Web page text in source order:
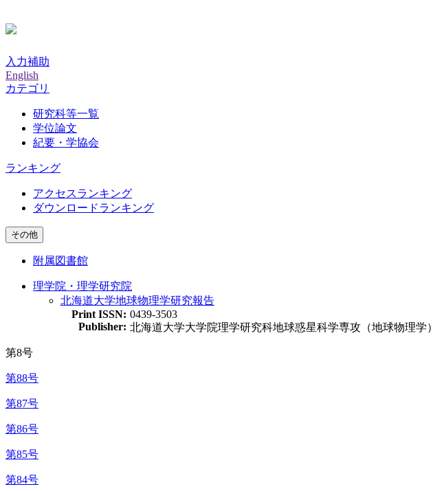
入力補助
English
カテゴリ
研究科等一覧
学位論文
紀要・学協会
ランキング
アクセスランキング
ダウンロードランキング
その他
附属図書館
理学院・理学研究院
北海道大学地球物理学研究報告
Print ISSN: 0439-3503
Publisher: 北海道大学大学院理学研究科地球惑星科学専攻（地球物理学）
第8号
第88号
第87号
第86号
第85号
第84号